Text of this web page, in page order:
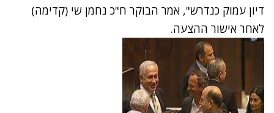
דיון עמוק כנדרש", אמר הבוקר ח"כ נחמן שי (קדימה)
לאחר אישור ההצעה.